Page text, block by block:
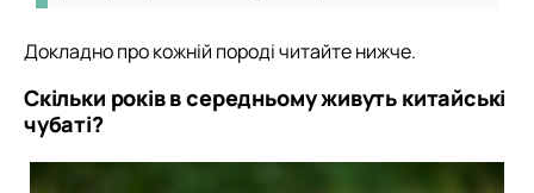
Докладно про кожній породі читайте нижче.
Скільки років в середньому живуть китайські
чубаті?